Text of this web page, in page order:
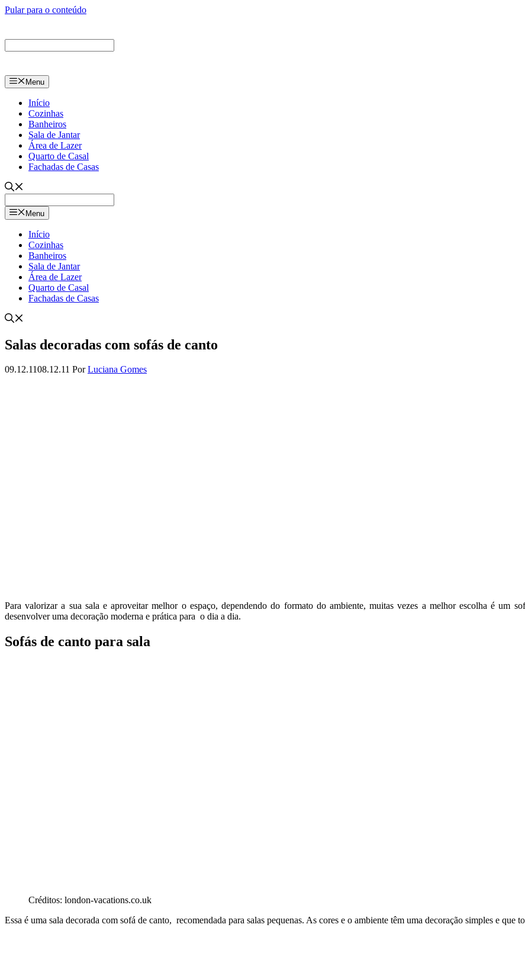
Pular para o conteúdo
Menu
Início
Cozinhas
Banheiros
Sala de Jantar
Área de Lazer
Quarto de Casal
Fachadas de Casas
Menu
Início
Cozinhas
Banheiros
Sala de Jantar
Área de Lazer
Quarto de Casal
Fachadas de Casas
Salas decoradas com sofás de canto
09.12.1108.12.11 PorLuciana Gomes
Para valorizar a sua sala e aproveitar melhor o espaço, dependendo do formato do ambiente, muitas vezes a melhor escolha é um
desenvolver uma decoração moderna e prática para o dia a dia.
Sofás de canto para sala
Créditos: london-vacations.co.uk
Essa é uma sala decorada com sofá de canto, recomendada para salas pequenas. As cores e o ambiente têm uma decoração simples e que